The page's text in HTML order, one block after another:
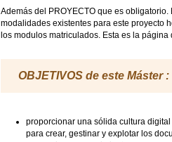
Además del PROYECTO que es
modalidades existentes para este proyecto
los modulos matriculados. Esta es la
OBJETIVOS de este Máster :
proporcionar una sólida cultura
para crear, gestinar y explotar los